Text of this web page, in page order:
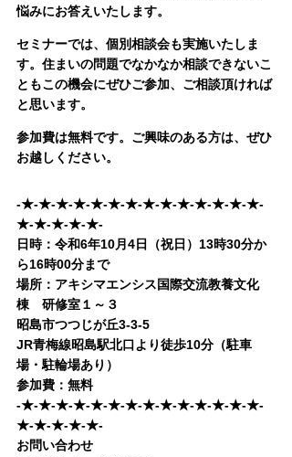
悩みにお答えいたします。
セミナーでは、個別相談会も実施いたしま
す。住まいの問題でなかなか相談できないこ
ともこの機会にぜひご参加、ご相談頂ければ
と思います。
参加費は無料です。ご興味のある方は、ぜひ
お越しください。
-★-★-★-★-★-★-★-★-★-★-★-★-★-★-
★-★-★-★-★-
日時：令和6年10月4日（祝日）13時30分か
ら16時00分まで
場所：アキシマエンシス国際交流教養文化
棟　研修室１～３
昭島市つつじが丘3-3-5
JR青梅線昭島駅北口より徒歩10分（駐車
場・駐輪場あり）
参加費：無料
-★-★-★-★-★-★-★-★-★-★-★-★-★-★-
★-★-★-★-★-
お問い合わせ